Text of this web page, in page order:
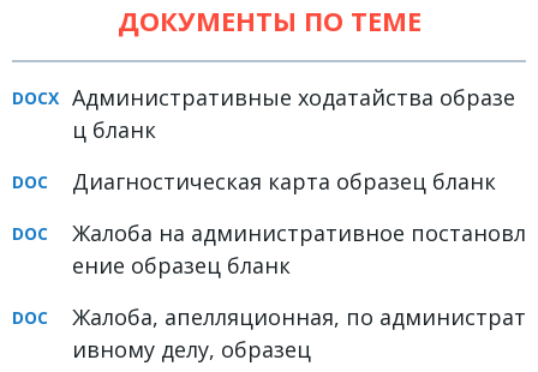
ДОКУМЕНТЫ ПО ТЕМЕ
Административные ходатайства образе
ц бланк
Диагностическая карта образец бланк
Жалоба на административное постановл
ение образец бланк
Жалоба, апелляционная, по администрат
ивному делу, образец